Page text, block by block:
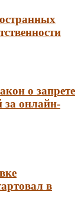
о запрете
за онлайн-
в